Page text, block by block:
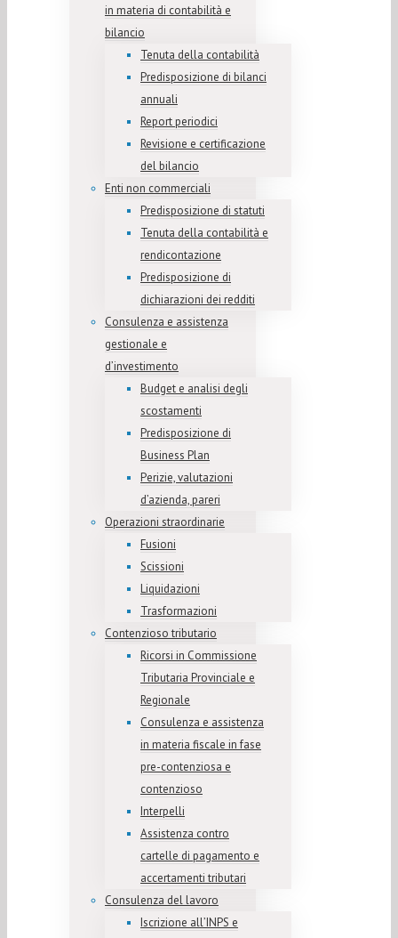
in materia di contabilità e
bilancio
Tenuta della contabilità
Predisposizione di bilanci
annuali
Report periodici
Revisione e certificazione
del bilancio
Enti non commerciali
Predisposizione di statuti
Tenuta della contabilità e
rendicontazione
Predisposizione di
dichiarazioni dei redditi
Consulenza e assistenza
gestionale e
d’investimento
Budget e analisi degli
scostamenti
Predisposizione di
Business Plan
Perizie, valutazioni
d’azienda, pareri
Operazioni straordinarie
Fusioni
Scissioni
Liquidazioni
Trasformazioni
Contenzioso tributario
Ricorsi in Commissione
Tributaria Provinciale e
Regionale
Consulenza e assistenza
in materia fiscale in fase
pre-contenziosa e
contenzioso
Interpelli
Assistenza contro
cartelle di pagamento e
accertamenti tributari
Consulenza del lavoro
Iscrizione all’INPS e